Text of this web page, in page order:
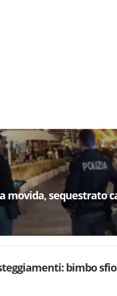
movida, sequestrato
bimbo